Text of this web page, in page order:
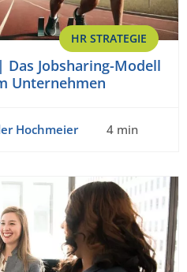
HR STRATEGIE
Jobsharing-Modell
Unternehmen
Hochmeier 4 min